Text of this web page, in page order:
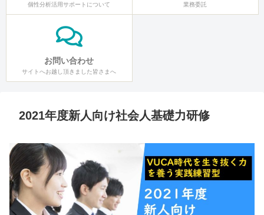
個性分析活用サポートについて 業務委託
お問い合わせ
サイトへお越し頂きました皆さまへ
2021年度新人向け社会人基礎力研修